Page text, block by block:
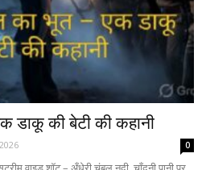
डाकू की बेटी की कहानी
0